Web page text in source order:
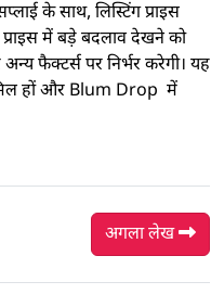
के साथ, लिस्टिंग प्राइस
में बड़े बदलाव देखने को
फैक्टर्स पर निर्भर करेगी। यह
हों और Blum Drop में
अगला लेख